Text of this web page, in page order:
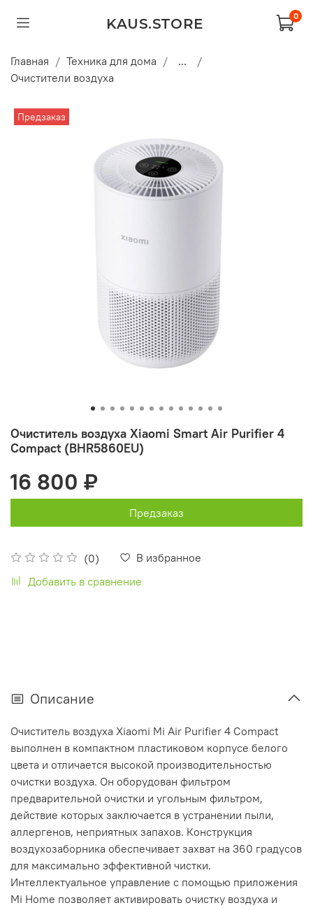
KAUS.STORE 0
Главная Техника для дома
...
Очистители воздуха
Предзаказ
Очиститель воздуха Xiaomi Smart Air Purifier 4
Compact (BHR5860EU)
(0)
В избранное
Добавить в сравнение
16 800 ₽
Предзаказ
Описание
Очиститель воздуха Xiaomi Mi Air Purifier 4 Compact
выполнен в компактном пластиковом корпусе белого
цвета и отличается высокой производительностью
очистки воздуха. Он оборудован фильтром
предварительной очистки и угольным фильтром,
действие которых заключается в устранении пыли,
аллергенов, неприятных запахов. Конструкция
воздухозаборника обеспечивает захват на 360 градусов
для максимально эффективной чистки.
Интеллектуальное управление с помощью приложения
Mi Home позволяет активировать очистку воздуха и